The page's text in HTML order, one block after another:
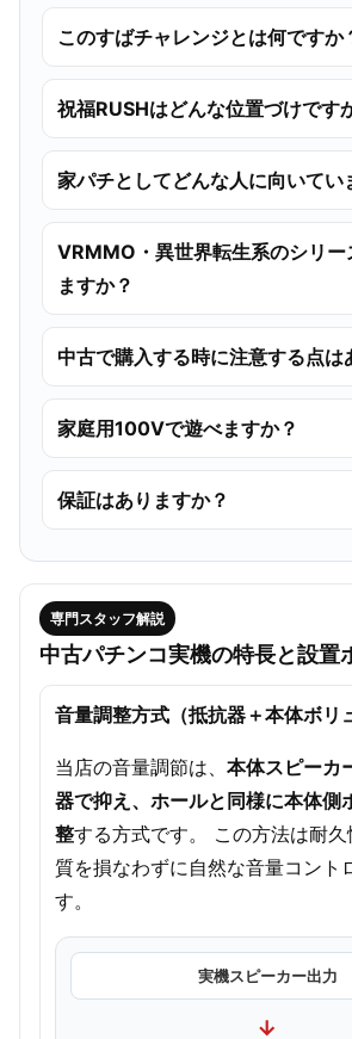
このすばチャレンジとは何ですか
祝福RUSHはどんな位置づけです
家パチとしてどんな人に向いてい
VRMMO・異世界転生系のシリー
ますか？
中古で購入する時に注意する点は
家庭用100Vで遊べますか？
保証はありますか？
専門スタッフ解説
中古パチンコ実機の特長と設置
音量調整方式（抵抗器＋本体ボリ
当店の音量調節は、 本体スピーカ
器で抑え、ホールと同様に本体側
整する方式です。 この方法は耐
質を損なわずに自然な音量コント
す。
実機スピーカー出力
→